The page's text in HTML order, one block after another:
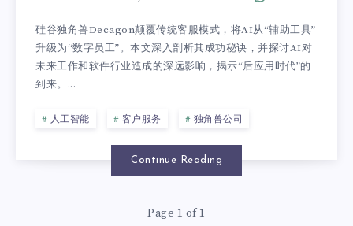
硅谷独角兽Decagon颠覆传统客服模式，将AI从“辅助工具”
升级为“数字员工”。本文深入剖析其成功秘诀，并探讨AI对
未来工作和软件行业造成的深远影响，揭示“后应用时代”的
到来。...
人工智能 客户服务 独角兽公司
Continue Reading
Page 1 of 1